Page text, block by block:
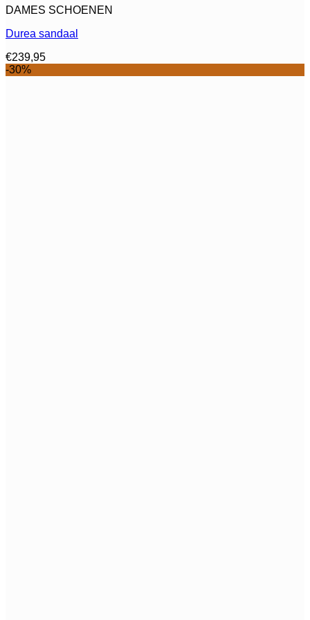
product
meerdere
Deze
optie
DAMES SCHOENEN
Durea sandaal
€239,95
-30%